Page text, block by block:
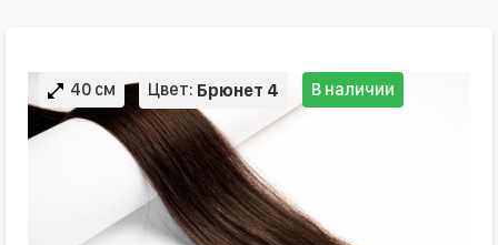
40 см Цвет: Брюнет 4 В наличии